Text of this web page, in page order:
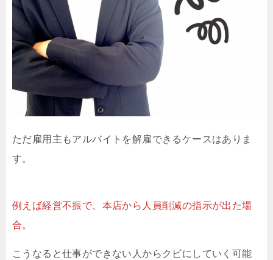
ただ雇用主もアルバイトを解雇できるケースはありま
す。
例えば経営不振で、本店から人員削減の指示が出た場
合。
こうなると仕事ができない人からクビにしていく可能